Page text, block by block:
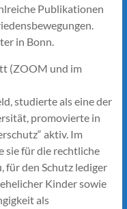
Publikationen
in Bonn.
(ZOOM und im
studierte als eine der
promovierte in
aktiv. Im
sie für die rechtliche
für den Schutz lediger
Kinder sowie
als